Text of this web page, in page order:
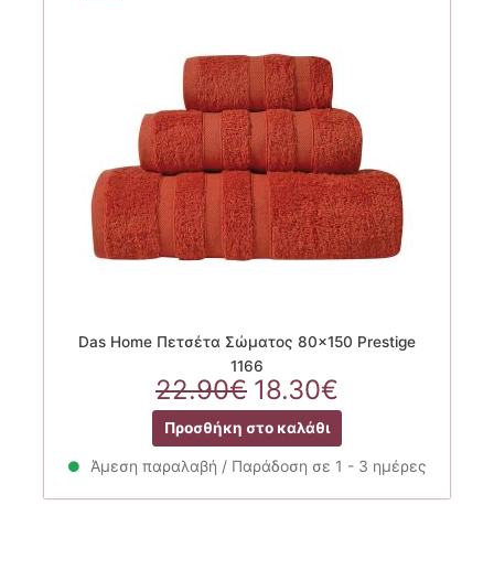
Das Home Πετσέτα Σώματος 80×150 Prestige
1166
22.90€ Original
price
was:
22.90€.
18.30€
τρέχουσα
τιμή
είναι:
18.30€.
Προσθήκη στο καλάθι
Άμεση παραλαβή / Παράδοση σε 1 - 3 ημέρες